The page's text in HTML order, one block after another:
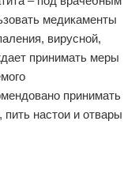
медикаменты
вирусной,
принимать меры
принимать
настои и отвары